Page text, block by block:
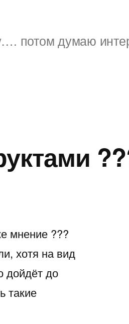
потом думаю
мнение ???
хотя на вид
дойдёт до
такие